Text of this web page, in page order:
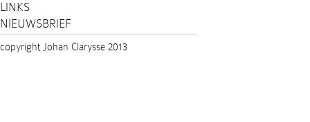
LINKS
NIEUWSBRIEF
copyright Johan Clarysse 2013